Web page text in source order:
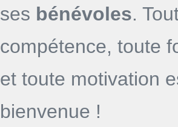
ses bénévoles.
compétence, toute
et toute motivation
bienvenue !